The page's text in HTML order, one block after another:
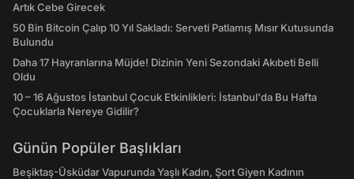
Artık Cebe Girecek
50 Bin Bitcoin Çalıp 10 Yıl Sakladı: Serveti Patlamış Mısır Kutusunda
Bulundu
Daha 17 Hayranlarına Müjde! Dizinin Yeni Sezondaki Akıbeti Belli
Oldu
10 – 16 Ağustos İstanbul Çocuk Etkinlikleri: İstanbul'da Bu Hafta
Çocuklarla Nereye Gidilir?
Günün Popüler Başlıkları
Beşiktaş-Üsküdar Vapurunda Yaşlı Kadın, Şort Giyen Kadının